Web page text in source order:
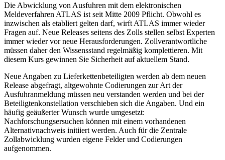
Die Abwicklung von Ausfuhren mit dem elektronischen
Meldeverfahren ATLAS ist seit Mitte 2009 Pflicht. Obwohl es
inzwischen als etabliert gelten darf, wirft ATLAS immer wieder
Fragen auf. Neue Releases seitens des Zolls stellen selbst Experten
immer wieder vor neue Herausforderungen. Zollverantwortliche
müssen daher den Wissensstand regelmäßig komplettieren. Mit
diesem Kurs gewinnen Sie Sicherheit auf aktuellem Stand.
Neue Angaben zu Lieferkettenbeteiligten werden ab dem neuen
Release abgefragt, altgewohnte Codierungen zur Art der
Ausfuhranmeldung müssen neu verstanden werden und bei der
Beteiligtenkonstellation verschieben sich die Angaben. Und ein
häufig geäußerter Wunsch wurde umgesetzt:
Nachforschungsersuchen können mit einem vorhandenen
Alternativnachweis initiiert werden. Auch für die Zentrale
Zollabwicklung wurden eigene Felder und Codierungen
aufgenommen.